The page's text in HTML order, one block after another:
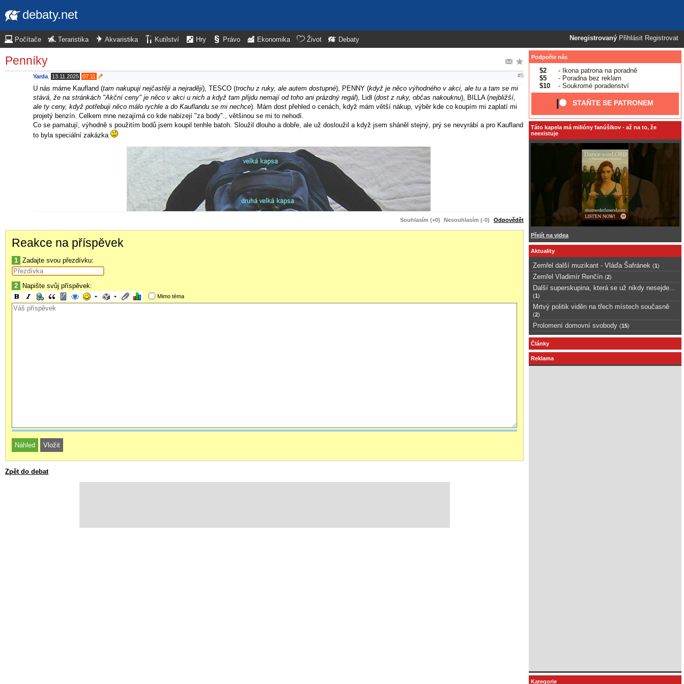
debaty.net
Neregistrovaný Přihlásit Registrovat
Počítače Teraristika Akvaristika Kutilství Hry Právo Ekonomika Život Debaty
Penníky
Yarda 13.11.2025 07:11 #5
U nás máme Kaufland (tam nakupuji nejčastěji a nejraději), TESCO (trochu z ruky, ale autem dostupné), PENNY (když je něco výhodného v akci, ale tu a tam se mi
stává, že na stránkách "Akční ceny" je něco v akci u nich a když tam přijdu nemají od toho ani prázdný regál), Lidl (dost z ruky, občas nakouknu), BILLA (nejbližší,
ale ty ceny, když potřebuji něco málo rychle a do Kauflandu se mi nechce). Mám dost přehled o cenách, když mám větší nákup, výběr kde co koupím mi zaplatí mi
projetý benzín. Celkem mne nezajímá co kde nabízejí "za body"., většinou se mi to nehodí.
Co se pamatují, výhodně s použitím bodů jsem koupil tenhle batoh. Sloužil dlouho a dobře, ale už dosloužil a když jsem sháněl stejný, prý se nevyrábí a pro Kaufland
to byla speciální zakázka
Souhlasím (+0) Nesouhlasím (-0) Odpovědět
Reakce na příspěvek
1 Zadajte svou přezdívku:
2 Napište svůj příspěvek:
Mimo téma
Zpět do debat
Podpořte nás
$2
- Ikona patrona na poradně
$5
- Poradna bez reklam
$10
- Soukromé poradenství
STAŇTE SE PATRONEM
Táto kapela má milióny fanúšikov - až na to, že
neexistuje
Přejít na videa
Aktuality
Zemřel další muzikant - Vláďa Šafránek (1 )
Zemřel Vladimír Renčín (2)
Další superskupina, která se už nikdy nesejde...
(1 )
Mrtvý politik viděn na třech místech současně
(2)
Prolomení domovní svobody (15)
Články
Reklama
Kategorie